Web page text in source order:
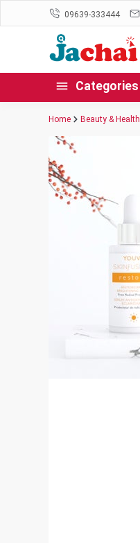
09639-333444
Categories
Home Beauty & Health